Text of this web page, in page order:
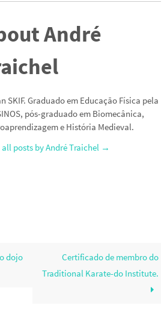
André
SKIF. Graduado em Educação Física pela
pós-graduado em Biomecânica,
e História Medieval.
posts by André Traichel →
dojo
Certificado de membro do
Traditional Karate-do Institute.